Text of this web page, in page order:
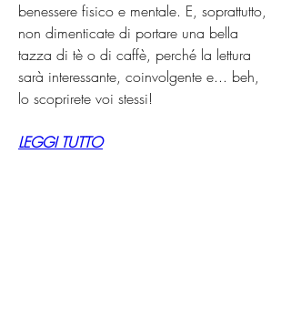
benessere fisico e mentale. E, soprattutto,
non dimenticate di portare una bella
tazza di tè o di caffè, perché la lettura
sarà interessante, coinvolgente e... beh,
lo scoprirete voi stessi!
LEGGI TUTTO